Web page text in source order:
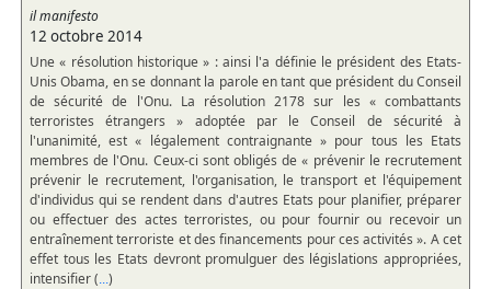
il manifesto
12 octobre 2014
Une « résolution historique » : ainsi l'a définie le président des Etats-
Unis Obama, en se donnant la parole en tant que président du Conseil
de sécurité de l'Onu. La résolution 2178 sur les « combattants
terroristes étrangers » adoptée par le Conseil de sécurité à
l'unanimité, est « légalement contraignante » pour tous les Etats
membres de l'Onu. Ceux-ci sont obligés de « prévenir le recrutement
prévenir le recrutement, l'organisation, le transport et l'équipement
d'individus qui se rendent dans d'autres Etats pour planifier, préparer
ou effectuer des actes terroristes, ou pour fournir ou recevoir un
entraînement terroriste et des financements pour ces activités ». A cet
effet tous les Etats devront promulguer des législations appropriées,
intensifier (...)